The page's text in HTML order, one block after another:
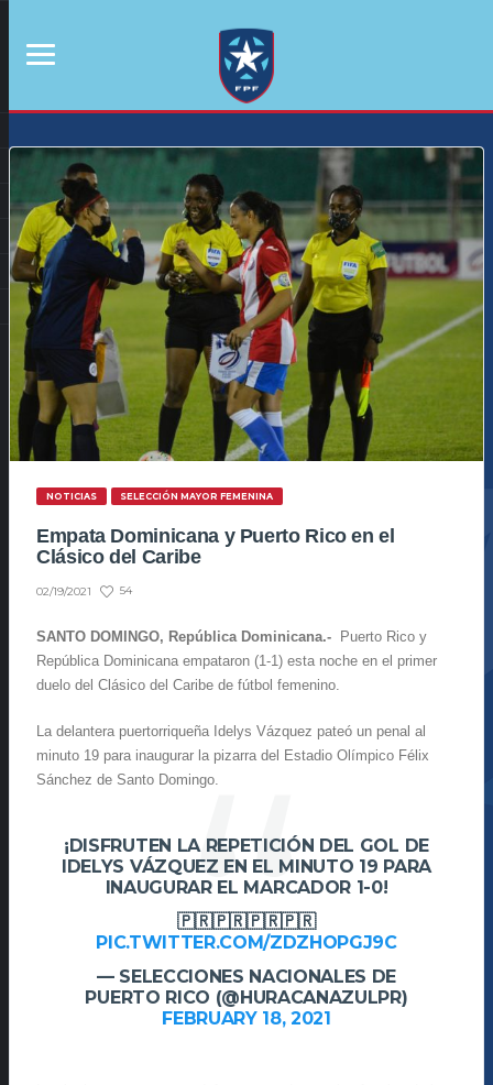
NOTICIAS SELECCIÓN MAYOR FEMENINA
Empata Dominicana y Puerto Rico en el
Clásico del Caribe
02/19/2021 54
SANTO DOMINGO, República Dominicana.- Puerto Rico y
República Dominicana empataron (1-1) esta noche en el primer
duelo del Clásico del Caribe de fútbol femenino.
La delantera puertorriqueña Idelys Vázquez pateó un penal al
minuto 19 para inaugurar la pizarra del Estadio Olímpico Félix
Sánchez de Santo Domingo.
¡DISFRUTEN LA REPETICIÓN DEL GOL DE
IDELYS VÁZQUEZ EN EL MINUTO 19 PARA
INAUGURAR EL MARCADOR 1-0!
🇵🇷🇵🇷🇵🇷🇵🇷
PIC.TWITTER.COM/ZDZHOPGJ9C
— SELECCIONES NACIONALES DE
PUERTO RICO (@HURACANAZULPR)
FEBRUARY 18, 2021